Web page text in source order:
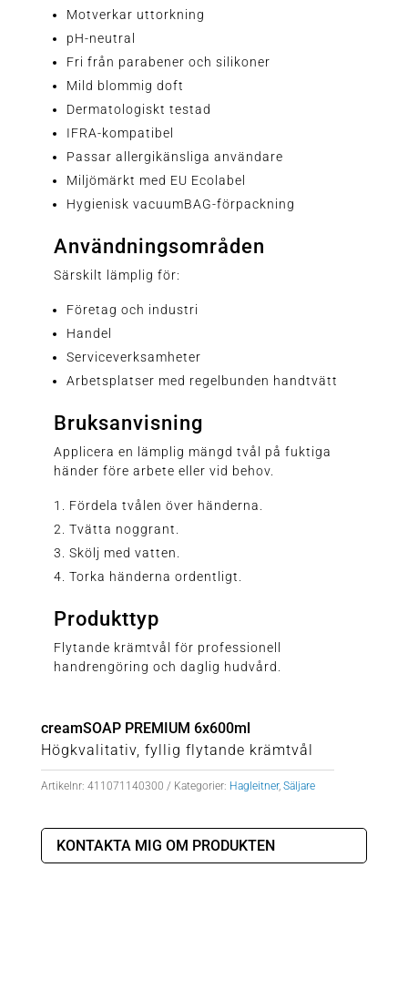
Motverkar uttorkning
pH-neutral
Fri från parabener och silikoner
Mild blommig doft
Dermatologiskt testad
IFRA-kompatibel
Passar allergikänsliga användare
Miljömärkt med EU Ecolabel
Hygienisk vacuumBAG-förpackning
Användningsområden
Särskilt lämplig för:
Företag och industri
Handel
Serviceverksamheter
Arbetsplatser med regelbunden handtvätt
Bruksanvisning
Applicera en lämplig mängd tvål på fuktiga
händer före arbete eller vid behov.
Fördela tvålen över händerna.
Tvätta noggrant.
Skölj med vatten.
Torka händerna ordentligt.
Produkttyp
Flytande krämtvål för professionell
handrengöring och daglig hudvård.
creamSOAP PREMIUM 6x600ml
Högkvalitativ, fyllig flytande krämtvål
Artikelnr: 411071140300 Kategorier: Hagleitner, Säljare
KONTAKTA MIG OM PRODUKTEN